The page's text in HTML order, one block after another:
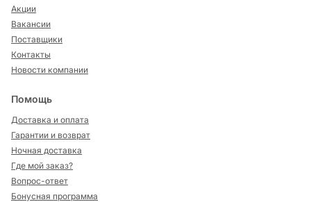
Акции
Вакансии
Поставщики
Контакты
Новости компании
Помощь
Доставка и оплата
Гарантии и возврат
Ночная доставка
Где мой заказ?
Вопрос-ответ
Бонусная программа